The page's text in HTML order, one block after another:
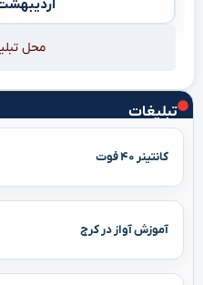
تبلیغات
کانتینر ۴۰ فوت
آموزش آواز در کرج
اردیبهشت ۲۲,
محل